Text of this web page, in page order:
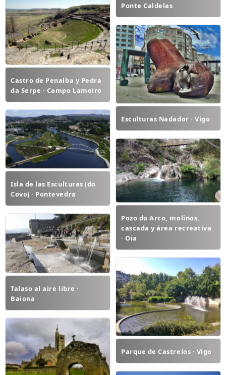
Ponte Caldelas
Castro de Penalba y Pedra
da Serpe · Campo Lameiro
Esculturas Nadador · Vigo
Isla de las Esculturas (do
Covo) · Pontevedra
Pozo do Arco, molinos,
cascada y área recreativa
· Oia
Talaso al aire libre ·
Baiona
Parque de Castrelos · Vigo